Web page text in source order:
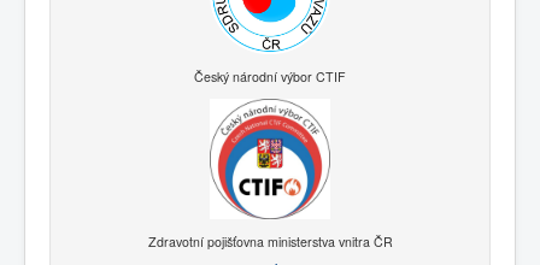
Český národní výbor CTIF
Zdravotní pojišťovna ministerstva vnitra ČR